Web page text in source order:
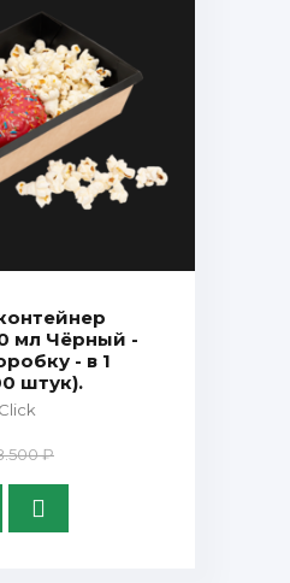
мл Чёрный -
- в 1
штук).
₽